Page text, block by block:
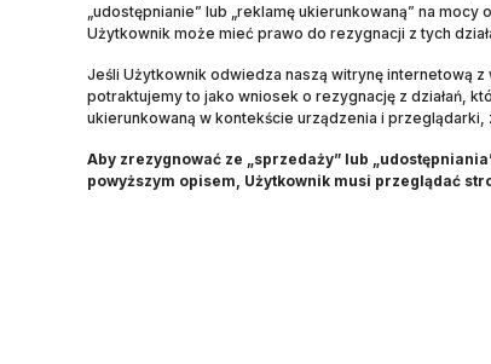
„udostępnianie” lub „reklamę ukierunkowaną” na
Użytkownik może mieć prawo do rezygnacji z tych
Jeśli Użytkownik odwiedza naszą witrynę internetową
potraktujemy to jako wniosek o rezygnację z działań,
ukierunkowaną w kontekście urządzenia i
Aby zrezygnować ze „sprzedaży” lub
powyższym opisem, Użytkownik musi przeglądać